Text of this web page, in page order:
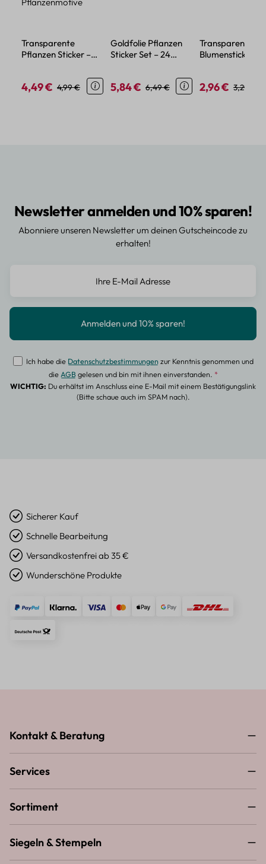
Transparente
Pflanzen Sticker –
Pflanzenmotive
Verkaufspreis:
4,49 € Regulärer Preis:
4,99 €
Goldfolie Pflanzen
Sticker Set – 24
transparentem PET
Verkaufspreis:
5,84 € Regulärer Preis:
6,49 €
Transparente
Blumensticker –
Verkaufspreis:
2,96 € 3,29 €
Newsletter anmelden und 10% sparen!
Abonniere unseren Newsletter um deinen Gutscheincode zu
erhalten!
Ich habe die Datenschutzbestimmungenzur Kenntnis genommen und
dieAGBgelesen und bin mit ihnen einverstanden. *
WICHTIG: Du erhältst im Anschluss eine E-Mail mit einem Bestätigungslink
(Bitte schaue auch im SPAM nach).
Sicherer Kauf
Schnelle Bearbeitung
Versandkostenfrei ab 35 €
Wunderschöne Produkte
Kontakt & Beratung
Services
Sortiment
Siegeln & Stempeln